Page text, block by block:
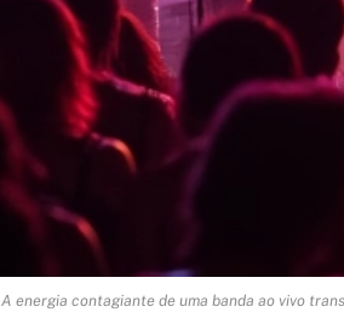
A energia contagiante de uma banda ao vivo